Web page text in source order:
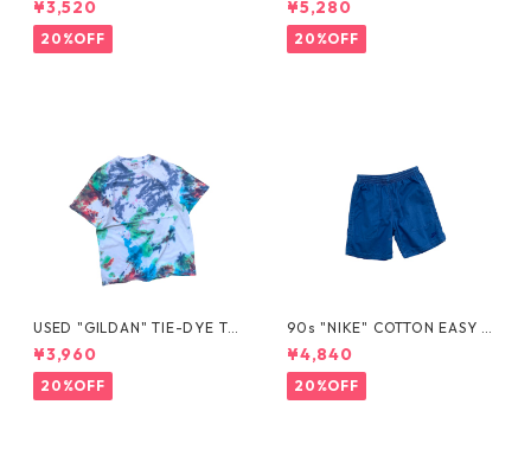
¥3,520
20%OFF
¥5,280
20%OFF
USED "GILDAN" TIE-DYE TE
E
¥3,960
20%OFF
90s "NIKE" COTTON EASY S
HORTS
¥4,840
20%OFF